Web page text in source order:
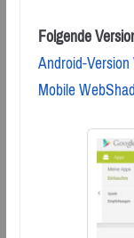
Folgende
Android-Version
Mobile